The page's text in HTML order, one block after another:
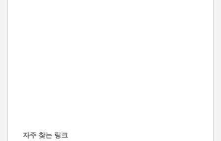
자주 찾는 링크